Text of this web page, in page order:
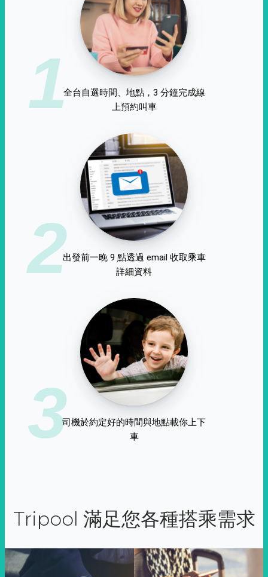
1全台自選時間、地點，3 分鐘完成線
上預約叫車
2出發前一晚 9 點透過 email 收取乘車
詳細資料
3司機於約定好的時間與地點載你上下
車
Tripool 滿足您各種搭乘需求